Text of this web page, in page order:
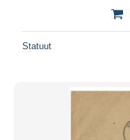
Statuut